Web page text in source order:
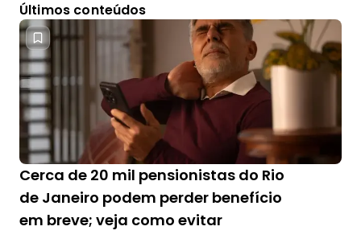
Últimos conteúdos
Cerca de 20 mil pensionistas do Rio
de Janeiro podem perder benefício
em breve; veja como evitar